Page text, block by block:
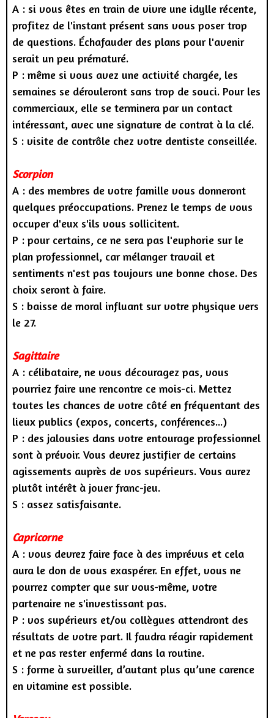
A : si vous êtes en train de vivre une idylle récente,
profitez de l'instant présent sans vous poser trop
de questions. Échafauder des plans pour l'avenir
serait un peu prématuré.
P : même si vous avez une activité chargée, les
semaines se dérouleront sans trop de souci. Pour les
commerciaux, elle se terminera par un contact
intéressant, avec une signature de contrat à la clé.
S : visite de contrôle chez votre dentiste conseillée.
Scorpion
A : des membres de votre famille vous donneront
quelques préoccupations. Prenez le temps de vous
occuper d'eux s'ils vous sollicitent.
P : pour certains, ce ne sera pas l'euphorie sur le
plan professionnel, car mélanger travail et
sentiments n'est pas toujours une bonne chose. Des
choix seront à faire.
S : baisse de moral influant sur votre physique vers
le 27.
Sagittaire
A : célibataire, ne vous découragez pas, vous
pourriez faire une rencontre ce mois-ci. Mettez
toutes les chances de votre côté en fréquentant des
lieux publics (expos, concerts, conférences...)
P : des jalousies dans votre entourage professionnel
sont à prévoir. Vous devrez justifier de certains
agissements auprès de vos supérieurs. Vous aurez
plutôt intérêt à jouer franc-jeu.
S : assez satisfaisante.
Capricorne
A : vous devrez faire face à des imprévus et cela
aura le don de vous exaspérer. En effet, vous ne
pourrez compter que sur vous-même, votre
partenaire ne s'investissant pas.
P : vos supérieurs et/ou collègues attendront des
résultats de votre part. Il faudra réagir rapidement
et ne pas rester enfermé dans la routine.
S : forme à surveiller, d’autant plus qu’une carence
en vitamine est possible.